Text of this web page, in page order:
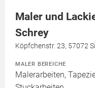
Maler und
Schrey
Köpfchenstr. 23, 57072
MALER BEREICHE
Malerarbeiten,